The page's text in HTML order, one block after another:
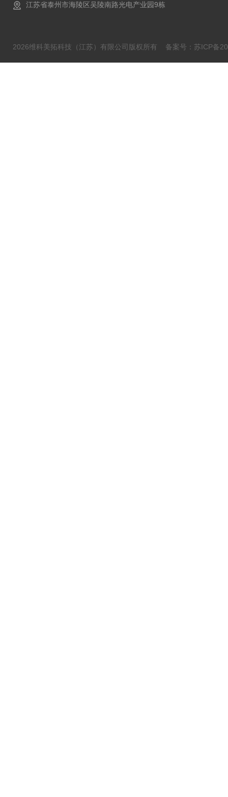
江苏省泰州市海陵区吴陵南路光电产业园9栋
2026维科美拓科技（江苏）有限公司版权所有 备案号：苏ICP备